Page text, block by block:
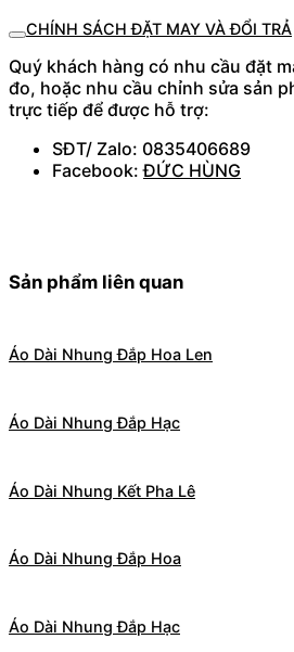
CHÍNH SÁCH ĐẶT MAY VÀ ĐỔI TRẢ
Quý khách hàng có nhu cầu đặt
đo, hoặc nhu cầu chỉnh sửa sản
trực tiếp để được hỗ trợ:
SĐT/ Zalo: 0835406689
Facebook:ĐỨC HÙNG
Sản phẩm liên quan
Áo Dài Nhung Đắp Hoa Len
Áo Dài Nhung Đắp Hạc
Áo Dài Nhung Kết Pha Lê
Áo Dài Nhung Đắp Hoa
Áo Dài Nhung Đắp Hạc